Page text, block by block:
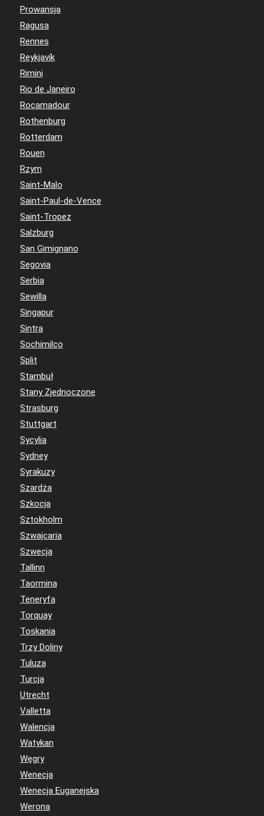
Prowansja
Ragusa
Rennes
Reykjavík
Rimini
Rio de Janeiro
Rocamadour
Rothenburg
Rotterdam
Rouen
Rzym
Saint-Malo
Saint-Paul-de-Vence
Saint-Tropez
Salzburg
San Gimignano
Segovia
Serbia
Sewilla
Singapur
Sintra
Sochimilco
Split
Stambuł
Stany Zjednoczone
Strasburg
Stuttgart
Sycylia
Sydney
Syrakuzy
Szardża
Szkocja
Sztokholm
Szwajcaria
Szwecja
Tallinn
Taormina
Teneryfa
Torquay
Toskania
Trzy Doliny
Tuluza
Turcja
Utrecht
Valletta
Walencja
Watykan
Węgry
Wenecja
Wenecja Euganejska
Werona